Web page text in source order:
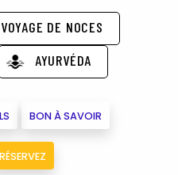
VOYAGE DE NOCES
AYURVÉDA
BON À SAVOIR
RÉSERVEZ